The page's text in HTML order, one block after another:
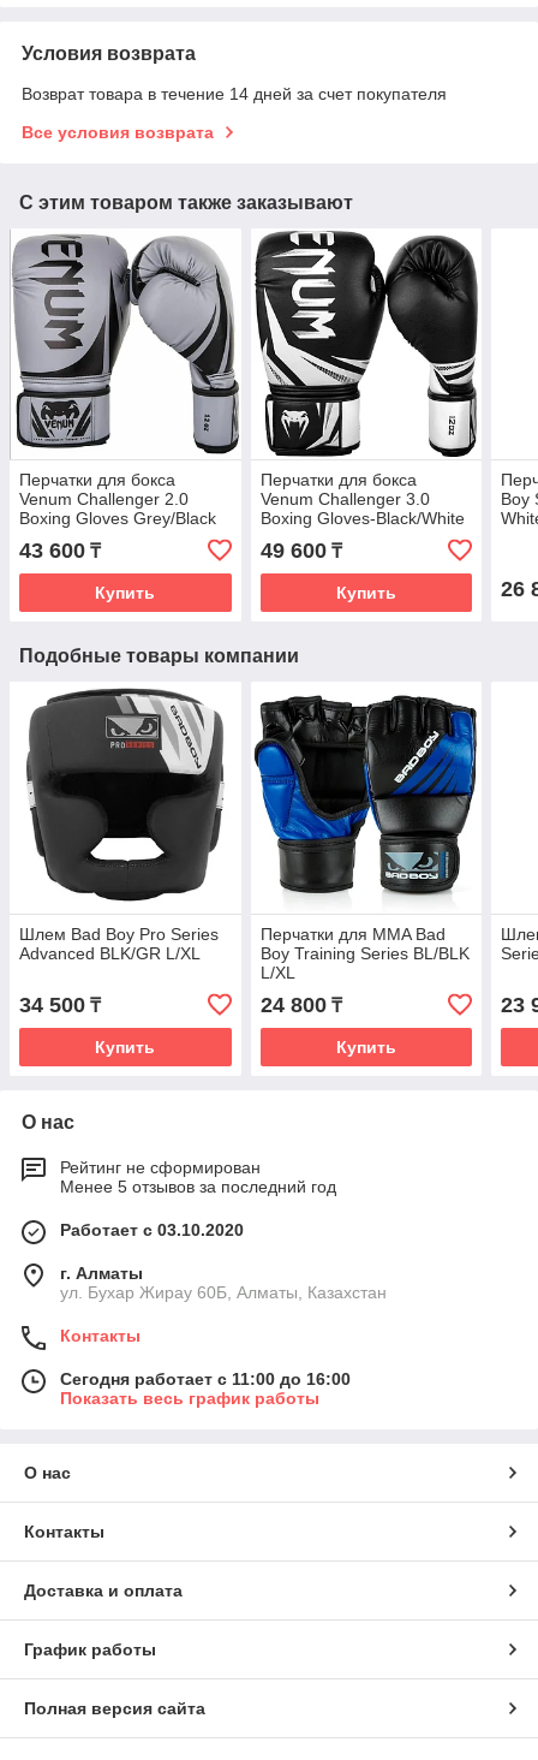
Условия возврата
Возврат товара в течение 14 дней за счет покупателя
Все условия возврата
С этим товаром также заказывают
Перчатки для бокса
Venum Challenger 2.0
Boxing Gloves Grey/Black
43 600 ₸
Купить
Перчатки для бокса
Venum Challenger 3.0
Boxing Gloves-Black/White
49 600₸
Купить
Boy
26
Подобные товары компании
Шлем Bad Boy Pro Series
Advanced BLK/GR L/XL
34 500 ₸
Купить
Перчатки для MMA Bad
Boy Training Series BL/BLK
L/XL
24 800₸
Купить
23
О нас
Рейтинг не сформирован
Менее 5 отзывов за последний год
Работает с 03.10.2020
г. Алматы
ул. Бухар Жирау 60Б, Алматы, Казахстан
Контакты
Сегодня работает с 11:00 до 16:00
Показать весь график работы
О нас
Контакты
Доставка и оплата
График работы
Полная версия сайта